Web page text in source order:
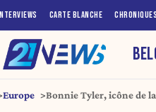
INTERVIEWS CARTE BLANCHE CHRONIQUES
Europe Bonnie Tyler, icône de